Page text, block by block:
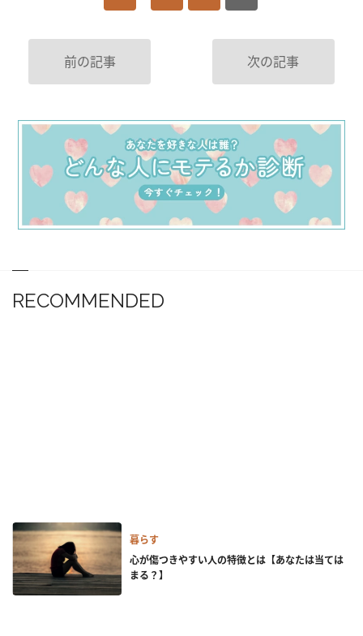
前の記事 次の記事
RECOMMENDED
暮らす
心が傷つきやすい人の特徴とは【あなたは当ては
まる？】